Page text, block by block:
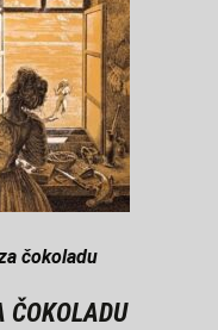
čokoladu
ČOKOLADU